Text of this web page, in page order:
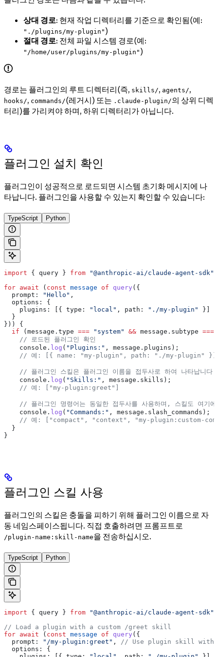
상대 경로: 현재 작업 디렉터리를 기준으로 확인됨(예:
"./plugins/my-plugin" )
절대 경로: 전체 파일 시스템 경로(예:
"/home/user/plugins/my-plugin" )
경로는 플러그인의 루트 디렉터리(즉, skills/, agents/,
hooks/, commands/(레거시) 또는 .claude-plugin/의 상위 디렉
터리)를 가리켜야 하며, 하위 디렉터리가 아닙니다.
플러그인 설치 확인
플러그인이 성공적으로 로드되면 시스템 초기화 메시지에 나
타납니다. 플러그인을 사용할 수 있는지 확인할 수 있습니다:
TypeScript Python
import { query } from "@anthropic-ai/claude-agent-sdk"
for await ( const message of query ({
  prompt:
"Hello" ,
  options:
{
    plugins:
[{ type: "local" , path: "./my-plugin"
}]
  }
})) {
  if
(message . type === "system" && message . subtype ===
    // 로드된 플러그인 확인
    console
. log ( "Plugins:" , message . plugins );
    // 예: [{ name: "my-plugin", path: "./my-plugin" }]
    // 플러그인 스킬은 플러그인 이름을 접두사로 하여 나타납니다
    console
. log ( "Skills:" , message . skills );
    // 예: ["my-plugin:greet"]
// 플러그인 명령어는 동일한 접두사를 사용하며, 스킬도 여기에
    console
. log ( "Commands:" , message . slash_commands );
// 예: ["compact", "context", "my-plugin:custom-
  }
}
플러그인 스킬 사용
플러그인의 스킬은 충돌을 피하기 위해 플러그인 이름으로 자
동 네임스페이스됩니다. 직접 호출하려면 프롬프트로
/plugin-name:skill-name을 전송하십시오.
TypeScript Python
import { query } from "@anthropic-ai/claude-agent-sdk"
// Load a plugin with a custom /greet skill
for await ( const message of query ({
  prompt:
"/my-plugin:greet" ,
// Use plugin skill with
  options:
{